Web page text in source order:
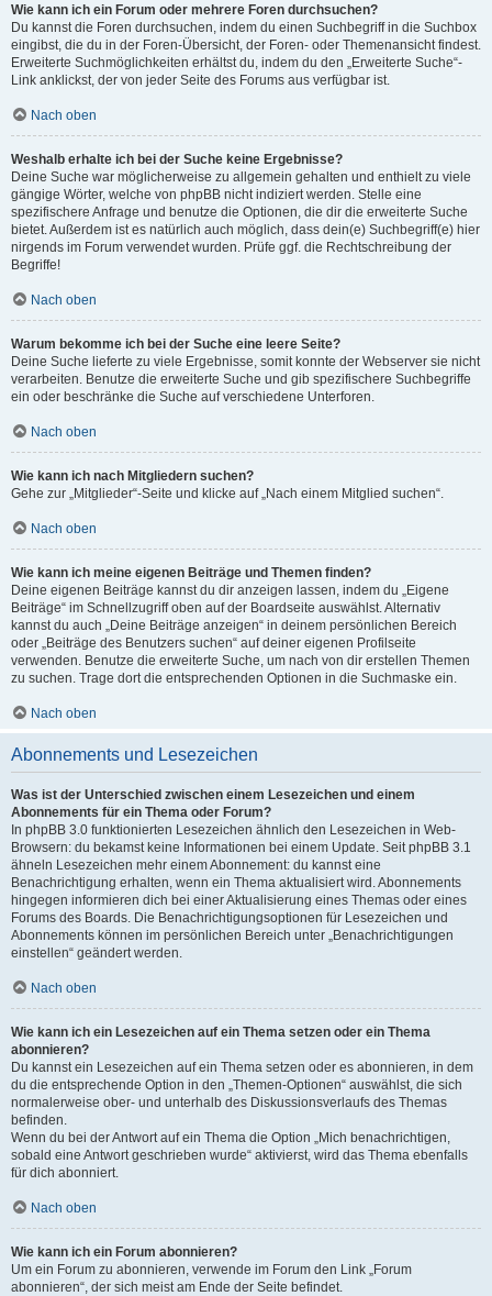
Wie kann ich ein Forum oder mehrere Foren durchsuchen?
Du kannst die Foren durchsuchen, indem du einen Suchbegriff in die Suchbox
eingibst, die du in der Foren-Übersicht, der Foren- oder Themenansicht findest.
Erweiterte Suchmöglichkeiten erhältst du, indem du den „Erweiterte Suche“-
Link anklickst, der von jeder Seite des Forums aus verfügbar ist.
Nach oben
Weshalb erhalte ich bei der Suche keine Ergebnisse?
Deine Suche war möglicherweise zu allgemein gehalten und enthielt zu viele
gängige Wörter, welche von phpBB nicht indiziert werden. Stelle eine
spezifischere Anfrage und benutze die Optionen, die dir die erweiterte Suche
bietet. Außerdem ist es natürlich auch möglich, dass dein(e) Suchbegriff(e) hier
nirgends im Forum verwendet wurden. Prüfe ggf. die Rechtschreibung der
Begriffe!
Nach oben
Warum bekomme ich bei der Suche eine leere Seite?
Deine Suche lieferte zu viele Ergebnisse, somit konnte der Webserver sie nicht
verarbeiten. Benutze die erweiterte Suche und gib spezifischere Suchbegriffe
ein oder beschränke die Suche auf verschiedene Unterforen.
Nach oben
Wie kann ich nach Mitgliedern suchen?
Gehe zur „Mitglieder“-Seite und klicke auf „Nach einem Mitglied suchen“.
Nach oben
Wie kann ich meine eigenen Beiträge und Themen finden?
Deine eigenen Beiträge kannst du dir anzeigen lassen, indem du „Eigene
Beiträge“ im Schnellzugriff oben auf der Boardseite auswählst. Alternativ
kannst du auch „Deine Beiträge anzeigen“ in deinem persönlichen Bereich
oder „Beiträge des Benutzers suchen“ auf deiner eigenen Profilseite
verwenden. Benutze die erweiterte Suche, um nach von dir erstellen Themen
zu suchen. Trage dort die entsprechenden Optionen in die Suchmaske ein.
Nach oben
Abonnements und Lesezeichen
Was ist der Unterschied zwischen einem Lesezeichen und einem
Abonnements für ein Thema oder Forum?
In phpBB 3.0 funktionierten Lesezeichen ähnlich den Lesezeichen in Web-
Browsern: du bekamst keine Informationen bei einem Update. Seit phpBB 3.1
ähneln Lesezeichen mehr einem Abonnement: du kannst eine
Benachrichtigung erhalten, wenn ein Thema aktualisiert wird. Abonnements
hingegen informieren dich bei einer Aktualisierung eines Themas oder eines
Forums des Boards. Die Benachrichtigungsoptionen für Lesezeichen und
Abonnements können im persönlichen Bereich unter „Benachrichtigungen
einstellen“ geändert werden.
Nach oben
Wie kann ich ein Lesezeichen auf ein Thema setzen oder ein Thema
abonnieren?
Du kannst ein Lesezeichen auf ein Thema setzen oder es abonnieren, in dem
du die entsprechende Option in den „Themen-Optionen“ auswählst, die sich
normalerweise ober- und unterhalb des Diskussionsverlaufs des Themas
befinden.
Wenn du bei der Antwort auf ein Thema die Option „Mich benachrichtigen,
sobald eine Antwort geschrieben wurde“ aktivierst, wird das Thema ebenfalls
für dich abonniert.
Nach oben
Wie kann ich ein Forum abonnieren?
Um ein Forum zu abonnieren, verwende im Forum den Link „Forum
abonnieren“, der sich meist am Ende der Seite befindet.